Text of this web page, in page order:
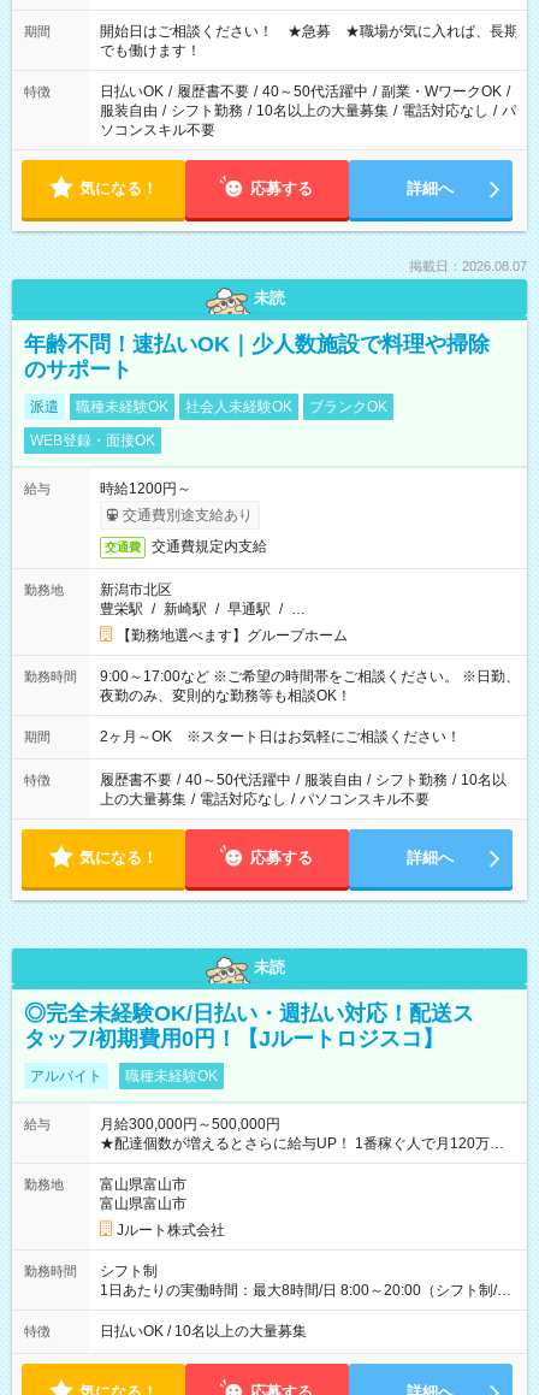
の場合、他のお仕事と合わせ週40時間超の就業はご案内できま
せん ※法令に基づき、週20時間以上勤務は社会保険への加入対
象となります ※労働者派遣法（日雇い派遣の原則禁止）によ
り、短時間・短期間の就業はご案内が難しい場合があります
期間
開始日はご相談ください！ ★急募 ★職場が気に入れば、長期
でも働けます！
特徴 日払いOK / 履歴書不要 / 40～50代活躍中 / 副業・WワークOK /
服装自由 / シフト勤務 / 10名以上の大量募集 / 電話対応なし / パ
ソコンスキル不要
気になる！ 応募する 詳細へ
掲載日：2026.08.07
未読
年齢不問！速払いOK｜少人数施設で料理や掃除
のサポート
派遣 職種未経験OK 社会人未経験OK
ブランクOK
WEB登録・面接OK
給与
時給1200円～
交通費別途支給あり
交通費 交通費規定内支給
勤務地
新潟市北区
豊栄駅 / 新崎駅 / 早通駅 / …
【勤務地選べます】グループホーム
勤務時間
9:00～17:00など ※ご希望の時間帯をご相談ください。 ※日勤、
夜勤のみ、変則的な勤務等も相談OK！
期間 2ヶ月～OK ※スタート日はお気軽にご相談ください！
特徴 履歴書不要 / 40～50代活躍中 / 服装自由 / シフト勤務 / 10名以
上の大量募集 / 電話対応なし / パソコンスキル不要
気になる！ 応募する 詳細へ
未読
◎完全未経験OK/日払い・週払い対応！配送ス
タッフ/初期費用0円！【Jルートロジスコ】
アルバイト 職種未経験OK
給与
月給300,000円～500,000円
★配達個数が増えるとさらに給与UP！ 1番稼ぐ人で月120万ほ
ど！ ・主要都市エリア 月収55万円／週5日稼働 月収65万~112
万円／週6日稼働 ・地方郊外エリア 月収40万円／週5日稼働 月
収40万円~50万円／週6日稼働 ＜モデルイメージ＞ ■月収50万
円 (27歳男性/江東区在住)※元建築関係 1日150個配達×25日勤務
(日休み) ■月収80万円(43歳男性/墨田区在住)※元営業 1日200個
勤務地
富山県富山市
富山県富山市
Jルート株式会社
勤務時間
シフト制
1日あたりの実働時間：最大8時間/日 8:00～20:00（シフト制/実
働8時間） ※週5日勤務（場所次第では週4も有り） ※配達状況
によって時間外での勤務可能性有り ※案件により多少の前後あ
特徴 日払いOK / 10名以上の大量募集